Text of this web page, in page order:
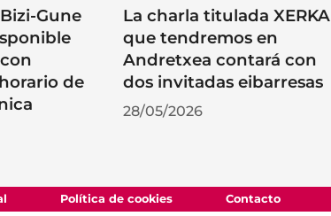
Gune
de
La charla titulada XERKA
que tendremos en
Andretxea contará con
dos invitadas eibarresas
28/05/2026
Política de cookies Contacto